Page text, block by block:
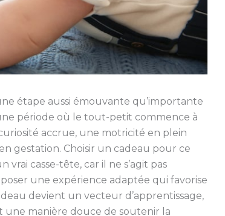
étape aussi émouvante qu’importante
période où le tout-petit commence à
accrue, une motricité en plein
gestation. Choisir un cadeau pour ce
casse-tête, car il ne s’agit pas
une expérience adaptée qui favorise
devient un vecteur d’apprentissage,
manière douce de soutenir la